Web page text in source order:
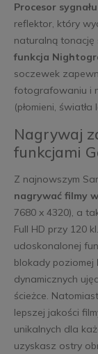
Procesor
reflektor, który
naturalną tonację
funkcja
soczewek
fotografowaniu i
(płomieni,
Nagrywaj
funkcjami
Z najnowszym
nagrywać filmy
7680 x 4320), a
Full HD przy 120
udoskonalonej
blokady poziomej
dynamicznych
ścieżce.
lepszej jakości
unikalnych dla
uzyskasz ostry